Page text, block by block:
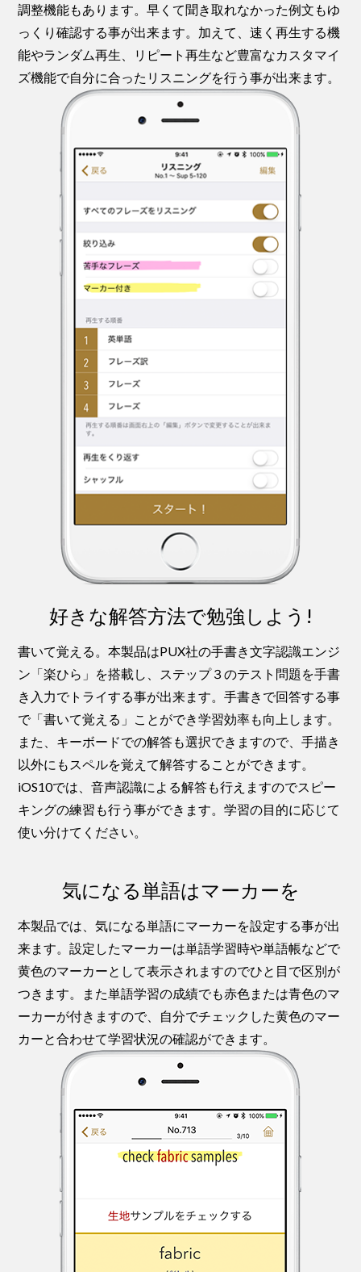
調整機能もあります。早くて聞き取れなかった例文もゆ
っくり確認する事が出来ます。加えて、速く再生する機
能やランダム再生、リピート再生など豊富なカスタマイ
ズ機能で自分に合ったリスニングを行う事が出来ます。
好きな解答方法で勉強しよう!
書いて覚える。本製品はPUX社の手書き文字認識エンジ
ン「楽ひら」を搭載し、ステップ３のテスト問題を手書
き入力でトライする事が出来ます。手書きで回答する事
で「書いて覚える」ことができ学習効率も向上します。
また、キーボードでの解答も選択できますので、手描き
以外にもスペルを覚えて解答することができます。
iOS10では、音声認識による解答も行えますのでスピー
キングの練習も行う事ができます。学習の目的に応じて
使い分けてください。
気になる単語はマーカーを
本製品では、気になる単語にマーカーを設定する事が出
来ます。設定したマーカーは単語学習時や単語帳などで
黄色のマーカーとして表示されますのでひと目で区別が
つきます。また単語学習の成績でも赤色または青色のマ
ーカーが付きますので、自分でチェックした黄色のマー
カーと合わせて学習状況の確認ができます。